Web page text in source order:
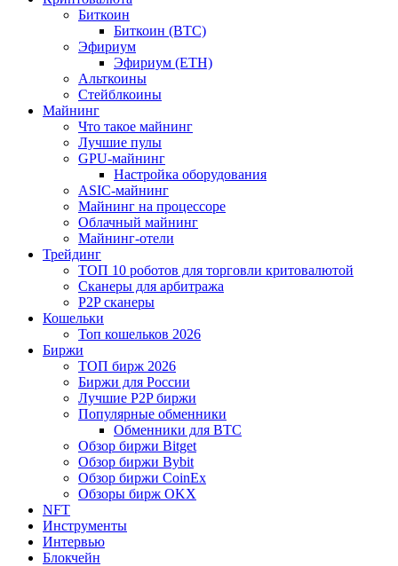
Биткоин
Биткоин (BTC)
Эфириум
Эфириум (ETH)
Альткоины
Стейблкоины
Майнинг
Что такое майнинг
Лучшие пулы
GPU-майнинг
Настройка оборудования
ASIC-майнинг
Майнинг на процессоре
Облачный майнинг
Майнинг-отели
Трейдинг
ТОП 10 роботов для торговли критовалютой
Сканеры для арбитража
P2P сканеры
Кошельки
Топ кошельков 2026
Биржи
ТОП бирж 2026
Биржи для России
Лучшие P2P биржи
Популярные обменники
Обменники для BTC
Обзор биржи Bitget
Обзор биржи Bybit
Обзор биржи CoinEx
Обзоры бирж OKX
NFT
Инструменты
Интервью
Блокчейн